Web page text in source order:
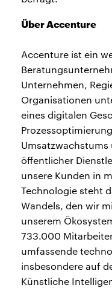
Über Accenture
Accenture ist ein
Unternehmen,
Organisationen
eines digitalen
Umsatzwachstums
öffentlicher
unsere Kunden in
Technologie steht
Wandels, den wir
unserem
733.000
umfassende
insbesondere auf
Künstliche